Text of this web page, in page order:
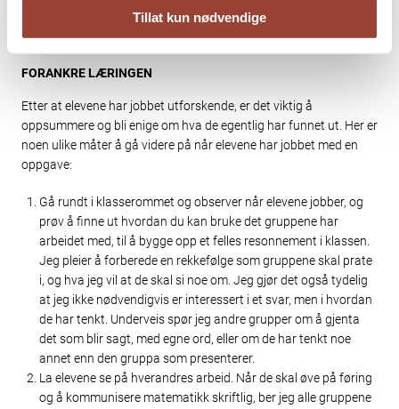
Tillat kun nødvendige
FORANKRE LÆRINGEN
Etter at elevene har jobbet utforskende, er det viktig å
oppsummere og bli enige om hva de egentlig har funnet ut. Her er
noen ulike måter å gå videre på når elevene har jobbet med en
oppgave:
Gå rundt i klasserommet og observer når elevene jobber, og
prøv å finne ut hvordan du kan bruke det gruppene har
arbeidet med, til å bygge opp et felles resonnement i klassen.
Jeg pleier å forberede en rekkefølge som gruppene skal prate
i, og hva jeg vil at de skal si noe om. Jeg gjør det også tydelig
at jeg ikke nødvendigvis er interessert i et svar, men i hvordan
de har tenkt. Underveis spør jeg andre grupper om å gjenta
det som blir sagt, med egne ord, eller om de har tenkt noe
annet enn den gruppa som presenterer.
La elevene se på hverandres arbeid. Når de skal øve på føring
og å kommunisere matematikk skriftlig, ber jeg alle gruppene